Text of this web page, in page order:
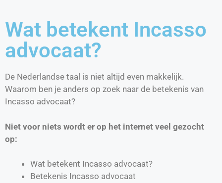
Wat betekent Incasso
advocaat?
De Nederlandse taal is niet altijd even makkelijk.
Waarom ben je anders op zoek naar de betekenis van
Incasso advocaat?
Niet voor niets wordt er op het internet veel gezocht
op:
Wat betekent Incasso advocaat?
Betekenis Incasso advocaat